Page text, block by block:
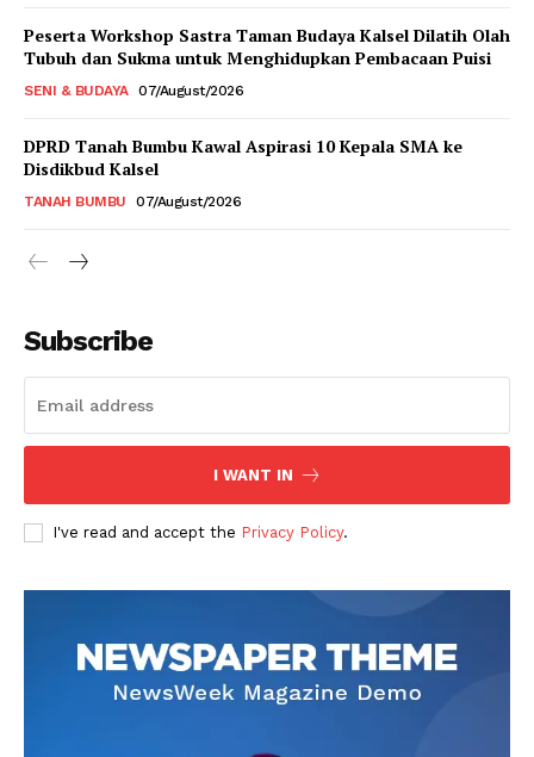
Peserta Workshop Sastra Taman Budaya Kalsel Dilatih Olah
Tubuh dan Sukma untuk Menghidupkan Pembacaan Puisi
SENI & BUDAYA 07/August/2026
DPRD Tanah Bumbu Kawal Aspirasi 10 Kepala SMA ke
Disdikbud Kalsel
TANAH BUMBU 07/August/2026
Subscribe
I WANT IN
I've read and accept the Privacy Policy.